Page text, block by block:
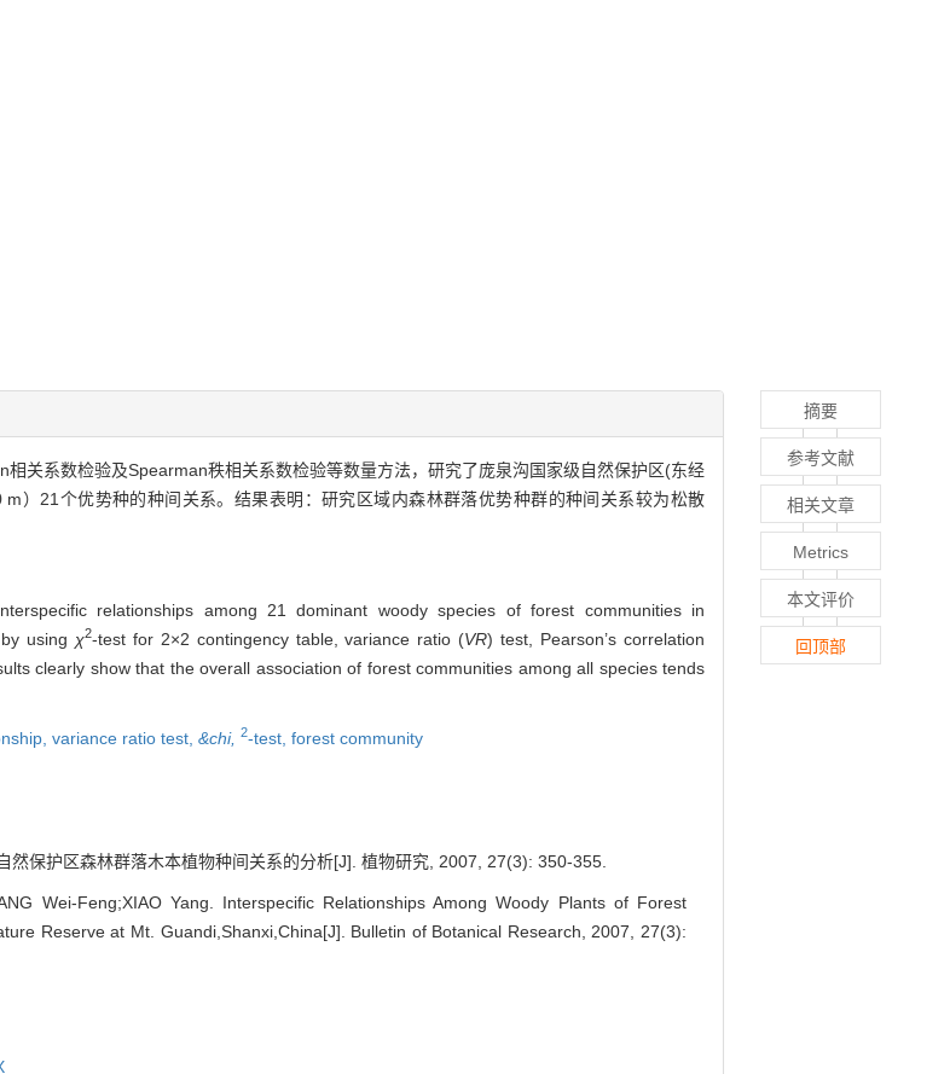
关系数检验及Spearman秩相关系数检验等数量方法，研究了庞泉沟国家级自然保护区(东经
m）21个优势种的种间关系。结果表明：研究区域内森林群落优势种群的种间关系较为松散
relationships among 21 dominant woody species of forest communities in
using χ2-test for 2×2 contingency table, variance ratio (VR) test, Pearson’s correlation
clearly show that the overall association of forest communities among all species tends
variance ratio test, &chi, 2-test, forest community
保护区森林群落木本植物种间关系的分析[J]. 植物研究, 2007, 27(3): 350-355.
Wei-Feng;XIAO Yang. Interspecific Relationships Among Woody Plants of Forest
Reserve at Mt. Guandi,Shanxi,China[J]. Bulletin of Botanical Research, 2007, 27(3):
摘要
参考文献
相关文章
Metrics
本文评价
回顶部